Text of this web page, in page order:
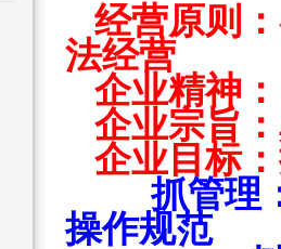
经营原则
法经营
企业精神
企业宗旨
企业目标
抓管理
操作规范